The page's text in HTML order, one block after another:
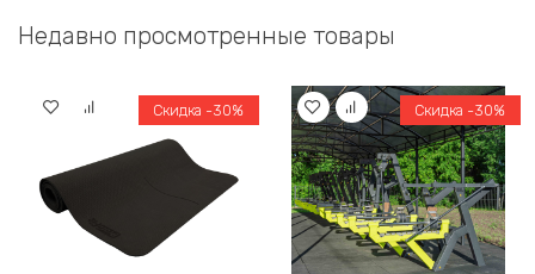
Недавно просмотренные товары
Скидка -30% Скидка -30%